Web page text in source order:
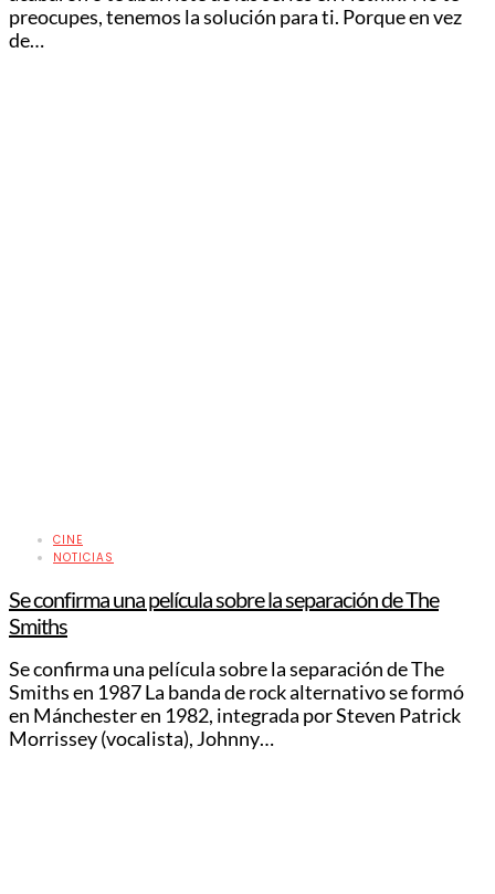
preocupes, tenemos la solución para ti. Porque en vez
de…
CINE
NOTICIAS
Se confirma una película sobre la separación de The
Smiths
Se confirma una película sobre la separación de The
Smiths en 1987 La banda de rock alternativo se formó
en Mánchester en 1982, integrada por Steven Patrick
Morrissey (vocalista), Johnny…